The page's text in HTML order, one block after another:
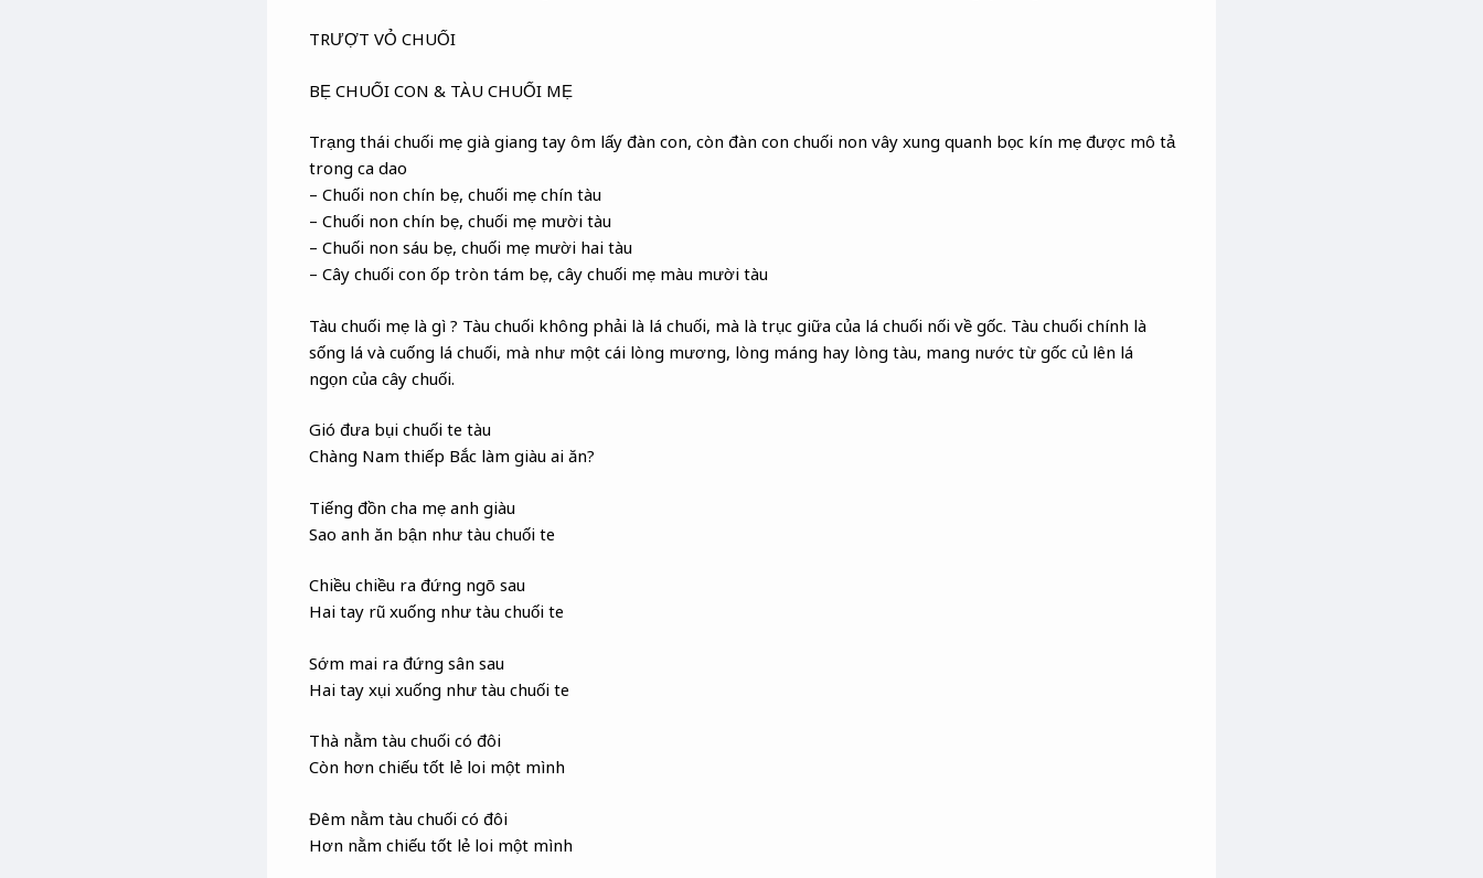
TRƯỢT VỎ CHUỐI
BẸ CHUỐI CON & TÀU CHUỐI MẸ
Trạng thái chuối mẹ già giang tay ôm lấy đàn con, còn đàn con chuối non vây xung quanh bọc kín mẹ được mô tả
trong ca dao
– Chuối non chín bẹ, chuối mẹ chín tàu
– Chuối non chín bẹ, chuối mẹ mười tàu
– Chuối non sáu bẹ, chuối mẹ mười hai tàu
– Cây chuối con ốp tròn tám bẹ, cây chuối mẹ màu mười tàu
Tàu chuối mẹ là gì ? Tàu chuối không phải là lá chuối, mà là trục giữa của lá chuối nối về gốc. Tàu chuối chính là
sống lá và cuống lá chuối, mà như một cái lòng mương, lòng máng hay lòng tàu, mang nước từ gốc củ lên lá
ngọn của cây chuối.
Gió đưa bụi chuối te tàu
Chàng Nam thiếp Bắc làm giàu ai ăn?
Tiếng đồn cha mẹ anh giàu
Sao anh ăn bận như tàu chuối te
Chiều chiều ra đứng ngõ sau
Hai tay rũ xuống như tàu chuối te
Sớm mai ra đứng sân sau
Hai tay xụi xuống như tàu chuối te
Thà nằm tàu chuối có đôi
Còn hơn chiếu tốt lẻ loi một mình
Đêm nằm tàu chuối có đôi
Hơn nằm chiếu tốt lẻ loi một mình